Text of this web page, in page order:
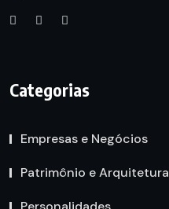
Categorias
Empresas e Negócios
Patrimônio e Arquitetura